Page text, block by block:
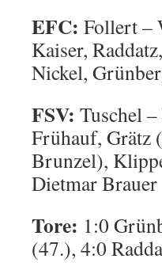
EFC: Follert –
Kaiser,
Nickel,
FSV: Tuschel
Frühauf, Grätz
Brunzel),
Dietmar Brauer
Tore: 1:0
(47.), 4:0